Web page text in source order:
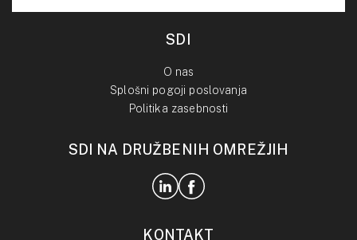
SDI
O nas
Splošni pogoji poslovanja
Politika zasebnosti
SDI NA DRUŽBENIH OMREŽJIH
KONTAKT